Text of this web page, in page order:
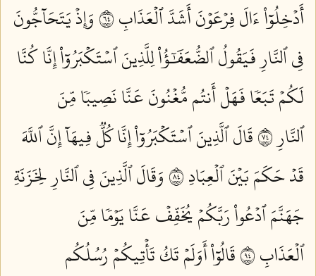
أَدۡخِلُوٓاْ ءَالَ فِرۡعَوۡنَ أَشَدَّ ٱلۡعَذَابِ ٤٦
وَإِذۡ يَتَحَآجُّونَ
فِي ٱلنَّارِ فَيَقُولُ ٱلضُّعَفَٰٓؤُاْ لِلَّذِينَ ٱسۡتَكۡبَرُوٓاْ إِنَّا كُنَّا
لَكُمۡ تَبَعٗا فَهَلۡ أَنتُم مُّغۡنُونَ عَنَّا نَصِيبٗا مِّنَ
ٱلنَّارِ ٤٧
قَالَ ٱلَّذِينَ ٱسۡتَكۡبَرُوٓاْ إِنَّا كُلّٞ فِيهَآ إِنَّ ٱللَّهَ
قَدۡ حَكَمَ بَيۡنَ ٱلۡعِبَادِ ٤٨
وَقَالَ ٱلَّذِينَ فِي ٱلنَّارِ لِخَزَنَةِ
جَهَنَّمَ ٱدۡعُواْ رَبَّكُمۡ يُخَفِّفۡ عَنَّا يَوۡمٗا مِّنَ
ٱلۡعَذَابِ ٤٩
قَالُوٓاْ أَوَلَمۡ تَكُ تَأۡتِيكُمۡ رُسُلُكُم